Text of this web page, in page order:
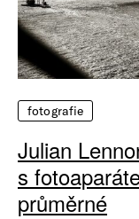
fotografie
Julian
s
průměrné